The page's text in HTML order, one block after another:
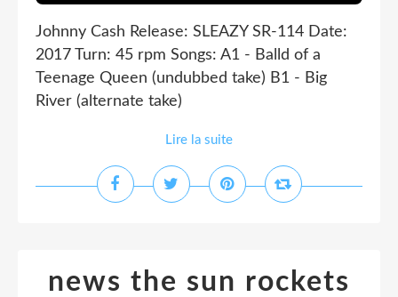
Johnny Cash Release: SLEAZY SR-114 Date:
2017 Turn: 45 rpm Songs: A1 - Balld of a
Teenage Queen (undubbed take) B1 - Big
River (alternate take)
Lire la suite
news the sun rockets